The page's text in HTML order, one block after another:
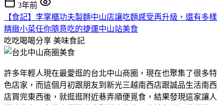
3年前
【食記】李掌櫃功夫製麵中山店讓吃麵感受再升級，還有多樣
精緻小菜任你隨意吃的捷運中山站美食
吃吃喝喝分享 美味食記
許多年輕人現在最愛逛的台北中山商圈，現在也聚集了很多特
色店家，而這個月初跟朋友到新光三越南西店跟誠品生活南西
店買完東西後，就逛逛附近巷弄順便覓食，結果發現這家讓人